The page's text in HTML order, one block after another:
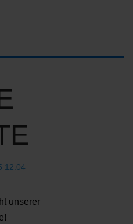
12:04
unserer